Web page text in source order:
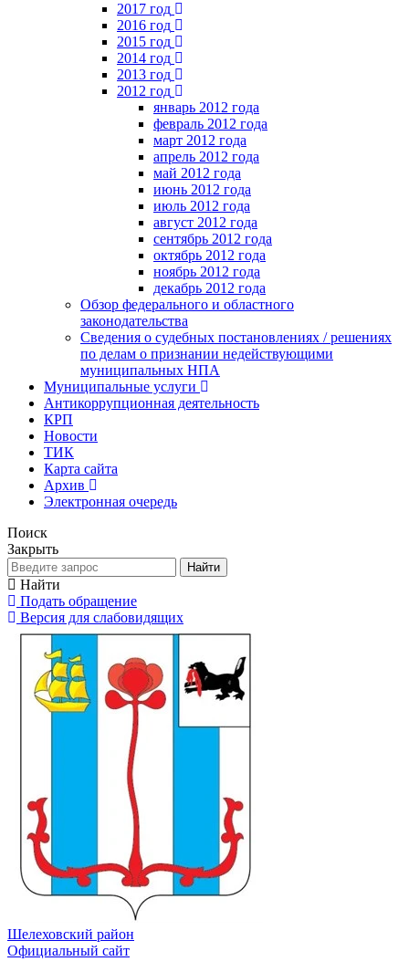
2017 год
2016 год
2015 год
2014 год
2013 год
2012 год
январь 2012 года
февраль 2012 года
март 2012 года
апрель 2012 года
май 2012 года
июнь 2012 года
июль 2012 года
август 2012 года
сентябрь 2012 года
октябрь 2012 года
ноябрь 2012 года
декабрь 2012 года
Обзор федерального и областного
законодательства
Сведения о судебных постановлениях / решениях
по делам о признании недействующими
муниципальных НПА
Муниципальные услуги
Антикоррупционная деятельность
КРП
Новости
ТИК
Карта сайта
Архив
Электронная очередь
Поиск
Закрыть
Найти
Найти
Подать обращение
Версия для слабовидящих
Шелеховский район
Официальный сайт